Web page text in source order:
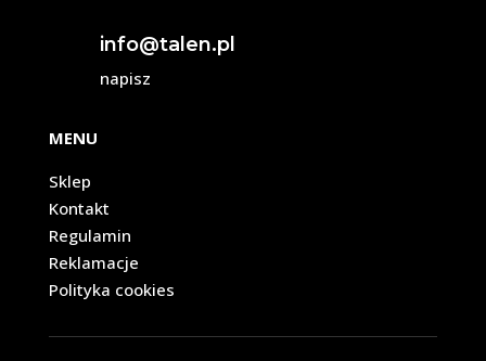
info@talen.pl
napisz
MENU
Sklep
Kontakt
Regulamin
Reklamacje
Polityka cookies